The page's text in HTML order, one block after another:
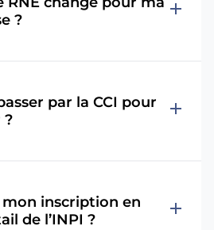
?
add
par la CCI pour
?
add
inscription en
de l’INPI ?
add